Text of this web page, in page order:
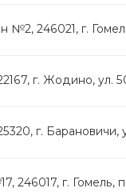
№2, 246021, г.
г. Жодино, ул.
г. Барановичи,
246017, г. Гомель,